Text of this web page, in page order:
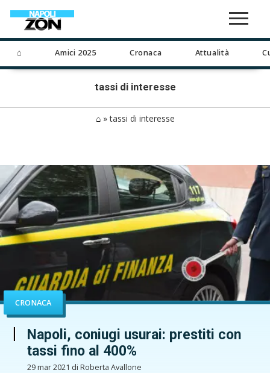
⌂ Amici 2025 Cronaca Attualità
tassi di interesse
⌂»tassi di interesse
CRONACA
Napoli, coniugi usurai: prestiti con
tassi fino al 400%
29 mar 2021 di Roberta Avallone